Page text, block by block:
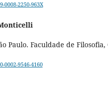
0008-2250-963X
Paulo. Faculdade de
0002-9546-4160